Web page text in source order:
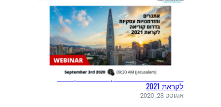
אתגרים והזדמנויות עסקיות בדרום קוריאה
לקראת 2021
אוגוסט 23, 2020